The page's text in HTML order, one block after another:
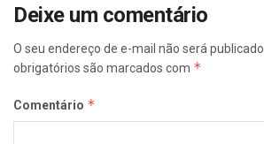
Deixe um comentário
O seu endereço de e-mail não será publicado.
obrigatórios são marcados com *
Comentário *